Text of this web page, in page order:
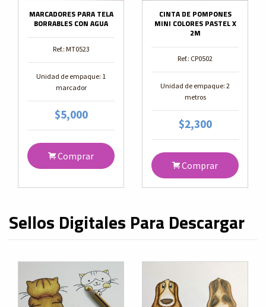
MARCADORES PARA TELA
BORRABLES CON AGUA
Ref.: MT0523
Unidad de empaque: 1
marcador
$5,000
Comprar
CINTA DE POMPONES
MINI COLORES PASTEL X
2M
Ref.: CP0502
Unidad de empaque: 2
metros
$2,300
Comprar
Sellos Digitales Para Descargar